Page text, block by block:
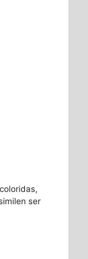
coloridas,
ser